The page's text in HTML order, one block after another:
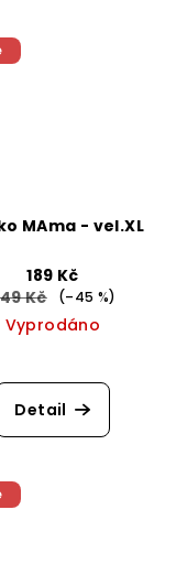
MAma - vel.XL
189 Kč
Kč
(–45 %)
Vyprodáno
Detail